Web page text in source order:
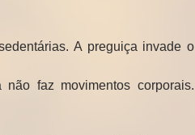
A preguiça invade o
faz movimentos corporais.